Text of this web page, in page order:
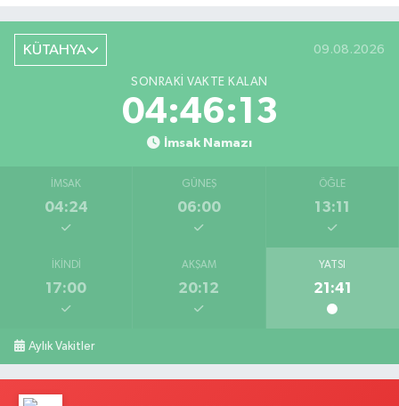
KÜTAHYA 09.08.2026
SONRAKI VAKTE KALAN
04:46:12
İmsak Namazı
İMSAK
04:24
GÜNEŞ
06:00
ÖĞLE
13:11
İKINDI
17:00
AKŞAM
20:12
YATSI
21:41
Aylık Vakitler